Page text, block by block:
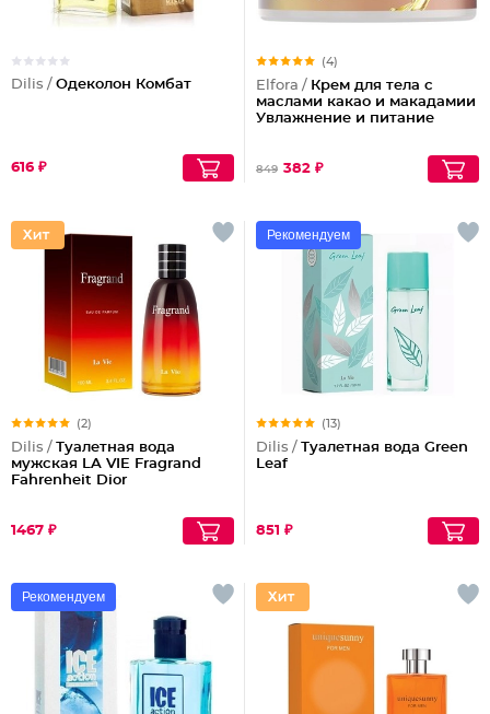
Dilis / Одеколон Комбат
616 ₽
(4)
Elfora / Крем для тела с
маслами какао и макадамии
Увлажнение и питание
849 382 ₽
(2)
Dilis / Туалетная вода
мужская LA VIE Fragrand
Fahrenheit Dior
1467 ₽
Рекомендуем
(13)
Dilis / Туалетная вода Green
Leaf
851 ₽
Рекомендуем